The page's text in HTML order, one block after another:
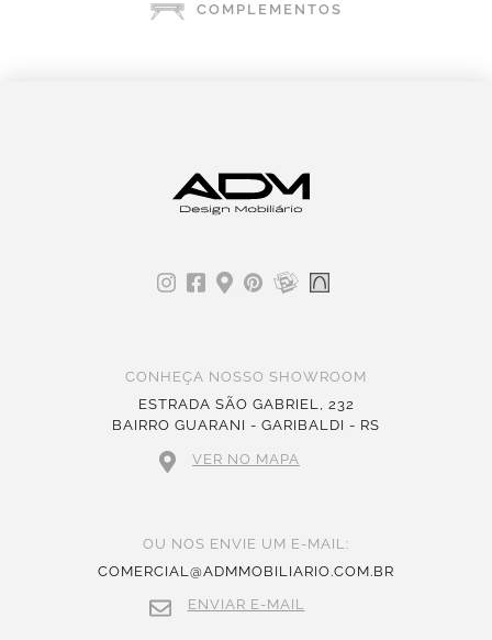
COMPLEMENTOS
CONHEÇA NOSSO SHOWROOM
ESTRADA SÃO GABRIEL, 232
BAIRRO GUARANI - GARIBALDI - RS
VER NO MAPA
OU NOS ENVIE UM E-MAIL:
COMERCIAL@ADMMOBILIARIO.COM.BR
ENVIAR E-MAIL